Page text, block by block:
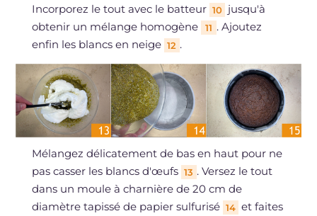
Incorporez le tout avec le batteur 10 jusqu'à
obtenir un mélange homogène
11 . Ajoutez
enfin les blancs en neige 12 .
Mélangez délicatement de bas en haut pour ne
pas casser les blancs d'œufs 13 . Versez le tout
dans un moule à charnière de 20 cm de
diamètre tapissé de papier sulfurisé 14 et faites